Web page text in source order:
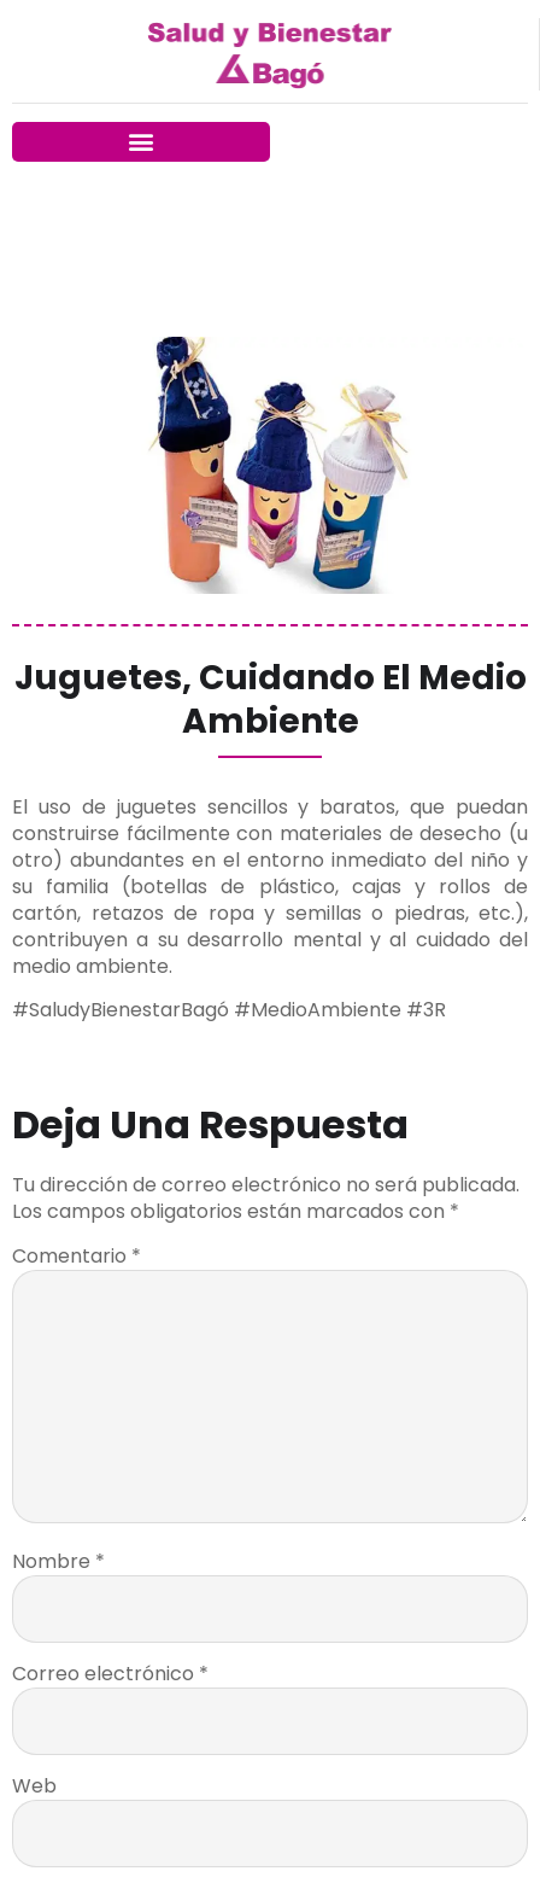
Juguetes, Cuidando El Medio
Ambiente
El uso de juguetes sencillos y baratos, que puedan
construirse fácilmente con materiales de desecho (u
otro) abundantes en el entorno inmediato del niño y
su familia (botellas de plástico, cajas y rollos de
cartón, retazos de ropa y semillas o piedras, etc.),
contribuyen a su desarrollo mental y al cuidado del
medio ambiente.
#SaludyBienestarBagó #MedioAmbiente #3R
Deja Una Respuesta
Tu dirección de correo electrónico no será publicada.
Los campos obligatorios están marcados con *
Comentario *
Nombre *
Correo electrónico *
Web